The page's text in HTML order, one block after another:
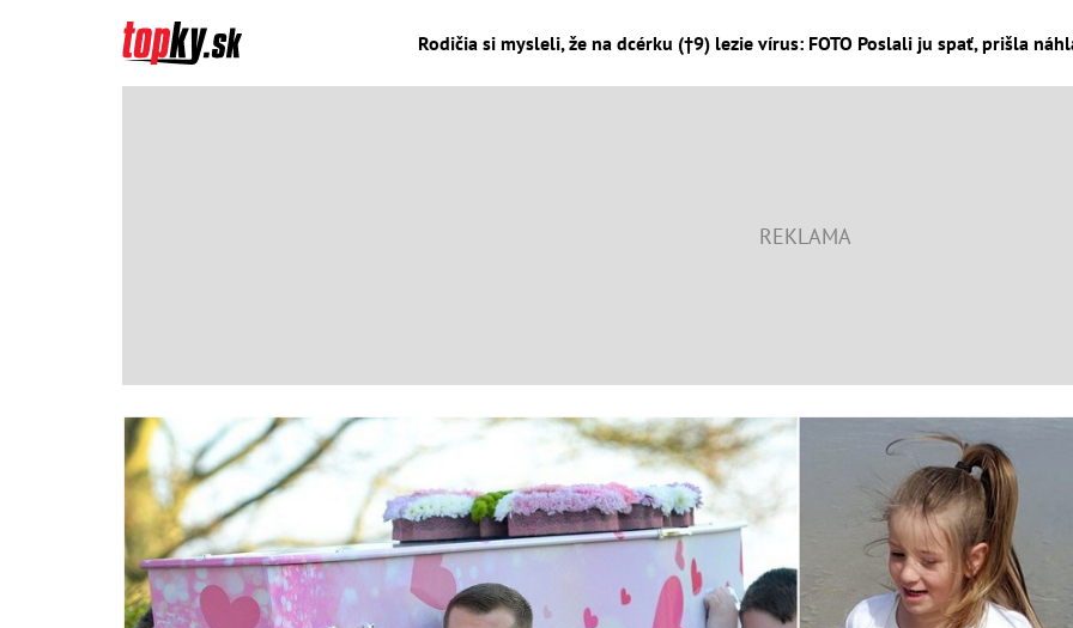
Rodičia si mysleli, že na dcérku (†9) lezie vírus: FOTO Poslali ju spať, prišla